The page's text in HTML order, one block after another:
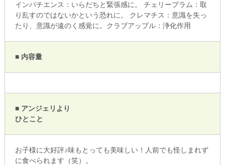
インパチエンス：いらだちと緊張感に。 チェリープラム：取
り乱すのではないかという恐れに。 クレマチス：意識を失っ
たり、意識が遠のく感覚に。クラブアップル：浄化作用
■ 内容量
■ アンジェリより
ひとこと
お子様に大好評♪味もとっても美味しい！人前でも怪しまれず
に食べられます（笑）。